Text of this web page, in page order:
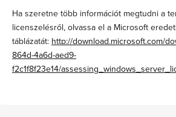
Ha szeretne több információt megtudni a
licenszelésről, olvassa el a Microsoft
táblázatát: http://download.microsoft.com/
864d-4a6d-aed9-
f2c1f8f23e14/